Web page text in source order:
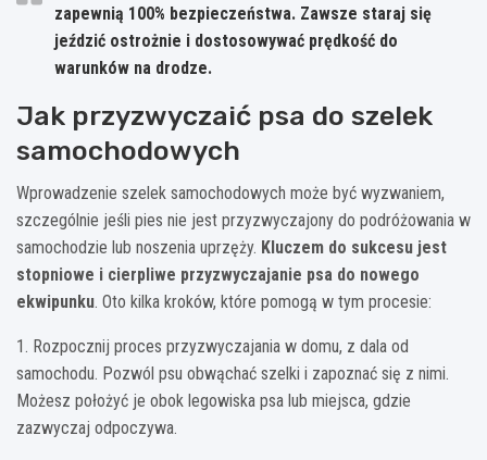
zapewnią 100% bezpieczeństwa. Zawsze staraj się
jeździć ostrożnie i dostosowywać prędkość do
warunków na drodze.
Jak przyzwyczaić psa do szelek
samochodowych
Wprowadzenie szelek samochodowych może być wyzwaniem,
szczególnie jeśli pies nie jest przyzwyczajony do podróżowania w
samochodzie lub noszenia uprzęży. Kluczem do sukcesu jest
stopniowe i cierpliwe przyzwyczajanie psa do nowego
ekwipunku. Oto kilka kroków, które pomogą w tym procesie:
1. Rozpocznij proces przyzwyczajania w domu, z dala od
samochodu. Pozwól psu obwąchać szelki i zapoznać się z nimi.
Możesz położyć je obok legowiska psa lub miejsca, gdzie
zazwyczaj odpoczywa.